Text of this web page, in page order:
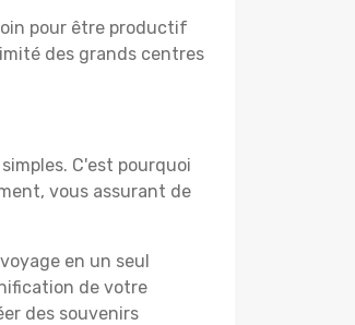
pour être productif
des grands centres
C'est pourquoi
vous assurant de
en un seul
de votre
des souvenirs